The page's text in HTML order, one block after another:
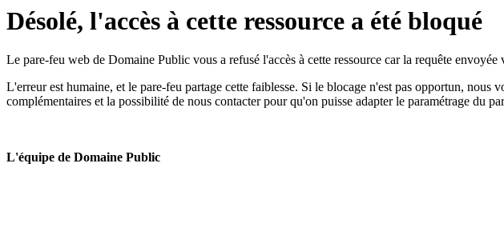
Désolé, l'accès à cette ressource a été bloqué
Le pare-feu web de Domaine Public vous a refusé l'accès à cette ressource car la requête envoyée
L'erreur est humaine, et le pare-feu partage cette faiblesse. Si le blocage n'est pas opportun, nous
complémentaires et la possibilité de nous contacter pour qu'on puisse adapter le paramétrage du
L'équipe de Domaine Public